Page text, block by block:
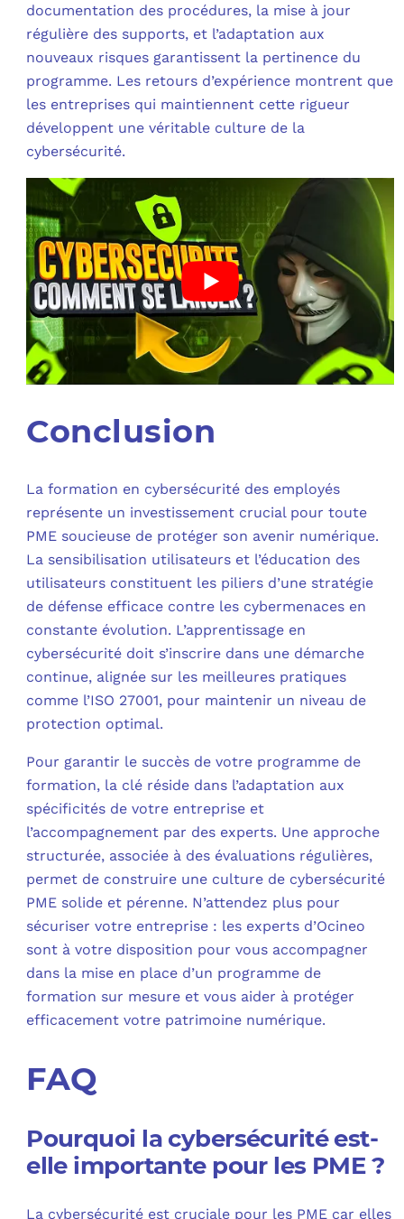
documentation des procédures, la mise à jour
régulière des supports, et l’adaptation aux
nouveaux risques garantissent la pertinence du
programme. Les retours d’expérience montrent que
les entreprises qui maintiennent cette rigueur
développent une véritable culture de la
cybersécurité.
Conclusion
La formation en cybersécurité des employés
représente un investissement crucial pour toute
PME soucieuse de protéger son avenir numérique.
La sensibilisation utilisateurs et l’éducation des
utilisateurs constituent les piliers d’une stratégie
de défense efficace contre les cybermenaces en
constante évolution. L’apprentissage en
cybersécurité doit s’inscrire dans une démarche
continue, alignée sur les meilleures pratiques
comme l’ISO 27001, pour maintenir un niveau de
protection optimal.
Pour garantir le succès de votre programme de
formation, la clé réside dans l’adaptation aux
spécificités de votre entreprise et
l’accompagnement par des experts. Une approche
structurée, associée à des évaluations régulières,
permet de construire une culture de cybersécurité
PME solide et pérenne. N’attendez plus pour
sécuriser votre entreprise : les experts d’Ocineo
sont à votre disposition pour vous accompagner
dans la mise en place d’un programme de
formation sur mesure et vous aider à protéger
efficacement votre patrimoine numérique.
FAQ
Pourquoi la cybersécurité est-
elle importante pour les PME ?
La cybersécurité est cruciale pour les PME car elles